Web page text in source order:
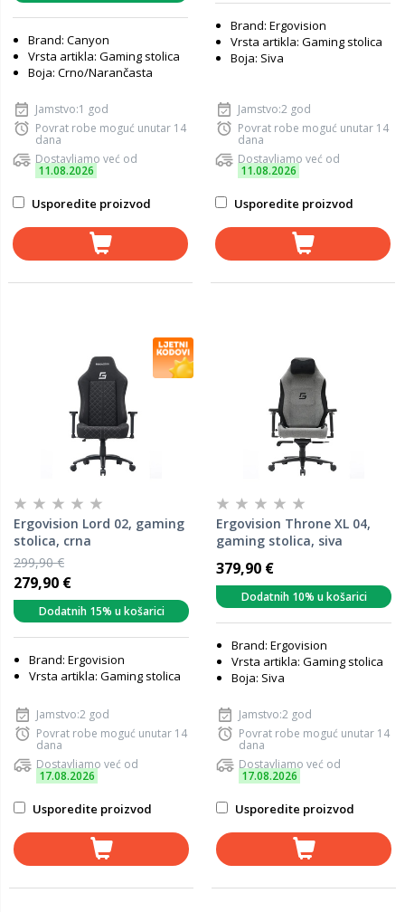
Brand: Canyon
Vrsta artikla: Gaming stolica
Boja: Crno/Narančasta
Jamstvo:1 god
Povrat robe moguć unutar 14
dana
Dostavljamo već od
11.08.2026
Usporedite proizvod
Brand: Ergovision
Vrsta artikla: Gaming stolica
Boja: Siva
Jamstvo:2 god
Povrat robe moguć unutar 14
dana
Dostavljamo već od
11.08.2026
Usporedite proizvod
Ergovision Lord 02, gaming
stolica, crna
299,90 €
279,90 €
Dodatnih 15% u košarici
Brand: Ergovision
Vrsta artikla: Gaming stolica
Jamstvo:2 god
Povrat robe moguć unutar 14
dana
Dostavljamo već od
17.08.2026
Usporedite proizvod
Ergovision Throne XL 04,
gaming stolica, siva
379,90 €
Dodatnih 10% u košarici
Brand: Ergovision
Vrsta artikla: Gaming stolica
Boja: Siva
Jamstvo:2 god
Povrat robe moguć unutar 14
dana
Dostavljamo već od
17.08.2026
Usporedite proizvod